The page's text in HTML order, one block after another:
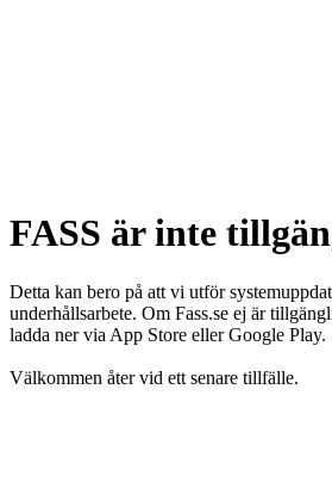
FASS är inte
Detta kan bero på att vi utför
underhållsarbete. Om Fass.se ej är
ladda ner via App Store eller Google Play.
Välkommen åter vid ett senare tillfälle.